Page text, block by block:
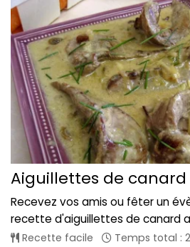
Aiguillettes de canard
Recevez vos amis ou fêter un
recette d'aiguillettes de canard
Recette facile Temps total :